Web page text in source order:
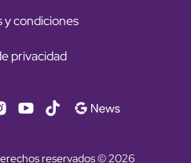
y condiciones
privacidad
reservados © 2026